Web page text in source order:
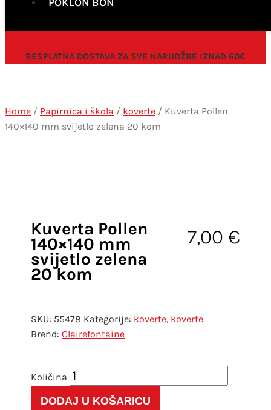
BESPLATNA DOSTAVA ZA SVE NARUDŽBE IZNAD 60€
Home / Papirnica i škola / koverte / Kuverta Pollen
140×140 mm svijetlo zelena 20 kom
Kuverta Pollen
140×140 mm
svijetlo zelena
20 kom
7,00 €
SKU: 55478 Kategorije: koverte, koverte
Clairefontaine
Kuverta
Pollen
140x140
DODAJ U KOŠARICU